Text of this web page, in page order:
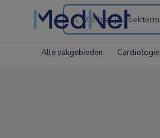
Search
the
Alle vakgebieden Cardiologie